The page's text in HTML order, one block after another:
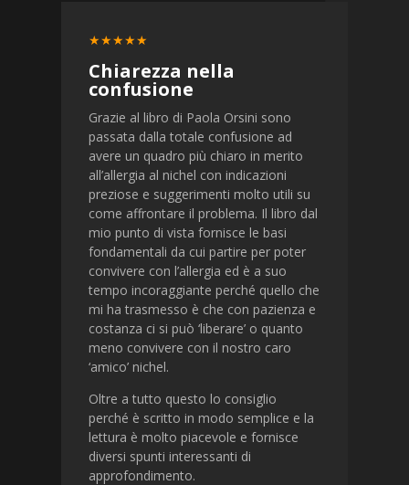
★★★★★
Chiarezza nella
confusione
Grazie al libro di Paola Orsini sono
passata dalla totale confusione ad
avere un quadro più chiaro in merito
all’allergia al nichel con indicazioni
preziose e suggerimenti molto utili su
come affrontare il problema. Il libro dal
mio punto di vista fornisce le basi
fondamentali da cui partire per poter
convivere con l’allergia ed è a suo
tempo incoraggiante perché quello che
mi ha trasmesso è che con pazienza e
costanza ci si può ‘liberare’ o quanto
meno convivere con il nostro caro
‘amico’ nichel.
Oltre a tutto questo lo consiglio
perché è scritto in modo semplice e la
lettura è molto piacevole e fornisce
diversi spunti interessanti di
approfondimento.